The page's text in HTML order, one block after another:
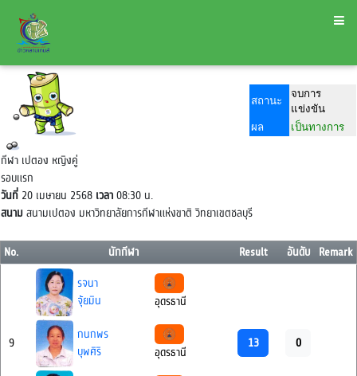
สถานะ
จบการ
แข่งขัน
ผล
เป็นทางการ
กีฬา เปตอง หญิงคู่
รอบแรก
วันที่ 20 เมษายน 2568 เวลา08:30 น.
สนามสนามเปตอง มหาวิทยาลัยการกีฬาแห่งขาติ วิทยาเขตชลบุรี
No. นักกีฬา Result อันดับ Remark
9
รจนา
จุ้ยมิน
อุดรธานี
กนกพร
บุพศิริ
อุดรธานี
13 0